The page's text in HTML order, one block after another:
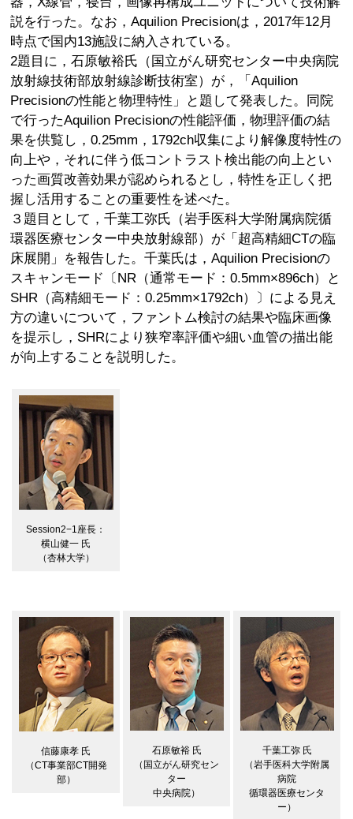
説を行った。なお，Aquilion Precisionは，2017年12月
時点で国内13施設に納入されている。
2題目に，石原敏裕氏（国立がん研究センター中央病院
放射線技術部放射線診断技術室）が，「Aquilion
Precisionの性能と物理特性」と題して発表した。同院
で行ったAquilion Precisionの性能評価，物理評価の結
果を供覧し，0.25mm，1792ch収集により解像度特性の
向上や，それに伴う低コントラスト検出能の向上とい
った画質改善効果が認められるとし，特性を正しく把
握し活用することの重要性を述べた。
３題目として，千葉工弥氏（岩手医科大学附属病院循
環器医療センター中央放射線部）が「超高精細CTの臨
床展開」を報告した。千葉氏は，Aquilion Precisionの
スキャンモード〔NR（通常モード：0.5mm×896ch）と
SHR（高精細モード：0.25mm×1792ch）〕による見え
方の違いについて，ファントム検討の結果や臨床画像
を提示し，SHRにより狭窄率評価や細い血管の描出能
が向上することを説明した。
Session2−1座長：
横山健一 氏
（杏林大学）
信藤康孝 氏
（CT事業部CT開発
部）
石原敏裕 氏
（国立がん研究セン
ター
中央病院）
千葉工弥 氏
（岩手医科大学附属
病院
循環器医療センタ
ー）